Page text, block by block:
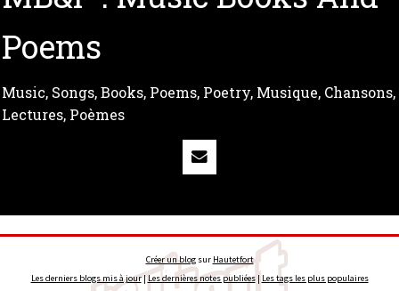
Poems
Music, Songs, Books, Poems, Poetry, Musique, Chansons,
Lectures, Poèmes
Créer un blogsur Hautetfort
Les derniers blogs mis à jour|Les dernières notes publiées| Les tags les plus populaires